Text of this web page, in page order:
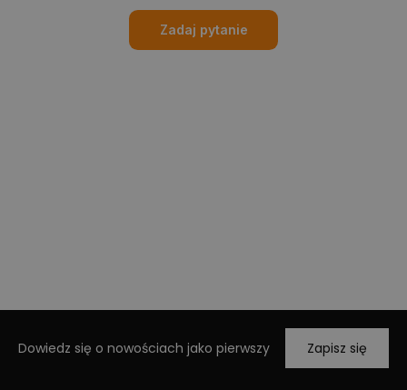
Zadaj pytanie
Dowiedz się o nowościach jako pierwszy Zapisz się